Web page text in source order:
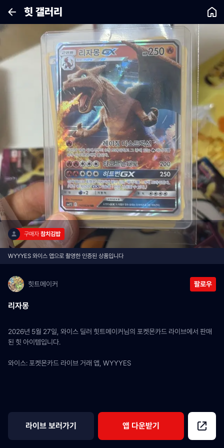
힛 갤러리
구매자 참치김밥
WYYYES 와이스 앱으로 촬영한 인증된 상품입니다
힛트메이커 팔로우
리자몽
2026년 5월 27일, 와이스 딜러 힛트메이커님의 포켓몬카드 라이브에서 판매
된 힛 아이템입니다.
와이스: 포켓몬카드 라이브 거래 앱, WYYYES
라이브 보러가기 앱 다운받기